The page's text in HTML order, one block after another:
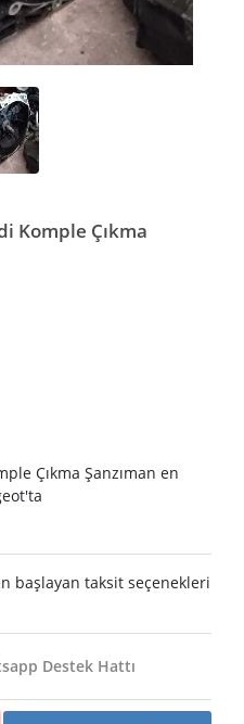
Komple Çıkma
Çıkma Şanzıman en
başlayan taksit seçenekleri
Destek Hattı